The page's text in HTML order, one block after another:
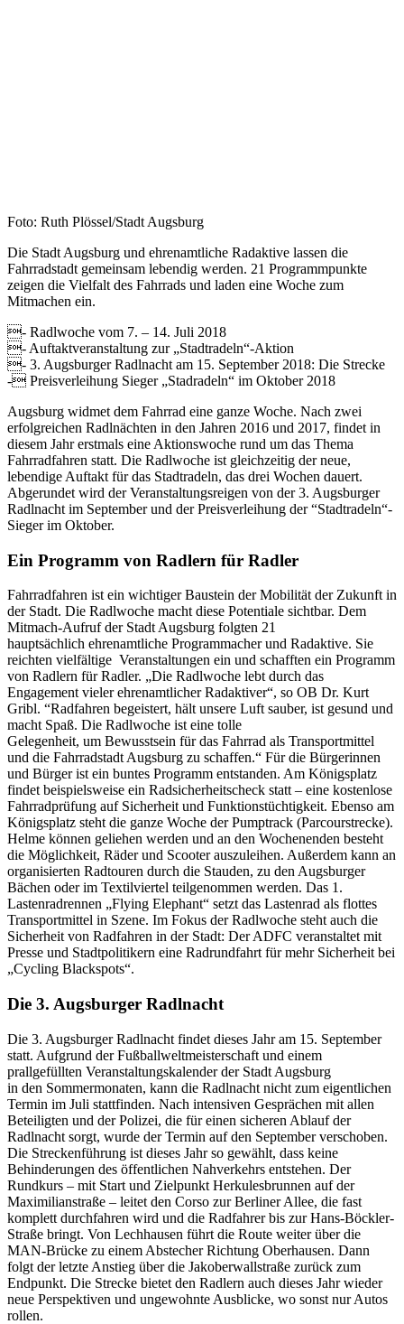
Foto: Ruth Plössel/Stadt Augsburg
Die Stadt Augsburg und ehrenamtliche Radaktive lassen die
Fahrradstadt gemeinsam lebendig werden. 21 Programmpunkte
zeigen die Vielfalt des Fahrrads und laden eine Woche zum
Mitmachen ein.
- Radlwoche vom 7. – 14. Juli 2018
- Auftaktveranstaltung zur „Stadtradeln“-Aktion
- 3. Augsburger Radlnacht am 15. September 2018: Die Strecke
- Preisverleihung Sieger „Stadradeln“ im Oktober 2018
Augsburg widmet dem Fahrrad eine ganze Woche. Nach zwei
erfolgreichen Radlnächten in den Jahren 2016 und 2017, findet in
diesem Jahr erstmals eine Aktionswoche rund um das Thema
Fahrradfahren statt. Die Radlwoche ist gleichzeitig der neue,
lebendige Auftakt für das Stadtradeln, das drei Wochen dauert.
Abgerundet wird der Veranstaltungsreigen von der 3. Augsburger
Radlnacht im September und der Preisverleihung der “Stadtradeln“-
Sieger im Oktober.
Ein Programm von Radlern für Radler
Fahrradfahren ist ein wichtiger Baustein der Mobilität der Zukunft in
der Stadt. Die Radlwoche macht diese Potentiale sichtbar. Dem
Mitmach-Aufruf der Stadt Augsburg folgten 21
hauptsächlich ehrenamtliche Programmacher und Radaktive. Sie
reichten vielfältige Veranstaltungen ein und schafften ein Programm
von Radlern für Radler. „Die Radlwoche lebt durch das
Engagement vieler ehrenamtlicher Radaktiver“, so OB Dr. Kurt
Gribl. “Radfahren begeistert, hält unsere Luft sauber, ist gesund und
macht Spaß. Die Radlwoche ist eine tolle
Gelegenheit, um Bewusstsein für das Fahrrad als Transportmittel
und die Fahrradstadt Augsburg zu schaffen.“ Für die Bürgerinnen
und Bürger ist ein buntes Programm entstanden. Am Königsplatz
findet beispielsweise ein Radsicherheitscheck statt – eine kostenlose
Fahrradprüfung auf Sicherheit und Funktionstüchtigkeit. Ebenso am
Königsplatz steht die ganze Woche der Pumptrack (Parcourstrecke).
Helme können geliehen werden und an den Wochenenden besteht
die Möglichkeit, Räder und Scooter auszuleihen. Außerdem kann an
organisierten Radtouren durch die Stauden, zu den Augsburger
Bächen oder im Textilviertel teilgenommen werden. Das 1.
Lastenradrennen „Flying Elephant“ setzt das Lastenrad als flottes
Transportmittel in Szene. Im Fokus der Radlwoche steht auch die
Sicherheit von Radfahren in der Stadt: Der ADFC veranstaltet mit
Presse und Stadtpolitikern eine Radrundfahrt für mehr Sicherheit bei
„Cycling Blackspots“.
Die 3. Augsburger Radlnacht
Die 3. Augsburger Radlnacht findet dieses Jahr am 15. September
statt. Aufgrund der Fußballweltmeisterschaft und einem
prallgefüllten Veranstaltungskalender der Stadt Augsburg
in den Sommermonaten, kann die Radlnacht nicht zum eigentlichen
Termin im Juli stattfinden. Nach intensiven Gesprächen mit allen
Beteiligten und der Polizei, die für einen sicheren Ablauf der
Radlnacht sorgt, wurde der Termin auf den September verschoben.
Die Streckenführung ist dieses Jahr so gewählt, dass keine
Behinderungen des öffentlichen Nahverkehrs entstehen. Der
Rundkurs – mit Start und Zielpunkt Herkulesbrunnen auf der
Maximilianstraße – leitet den Corso zur Berliner Allee, die fast
komplett durchfahren wird und die Radfahrer bis zur Hans-Böckler-
Straße bringt. Von Lechhausen führt die Route weiter über die
MAN-Brücke zu einem Abstecher Richtung Oberhausen. Dann
folgt der letzte Anstieg über die Jakoberwallstraße zurück zum
Endpunkt. Die Strecke bietet den Radlern auch dieses Jahr wieder
neue Perspektiven und ungewohnte Ausblicke, wo sonst nur Autos
rollen.